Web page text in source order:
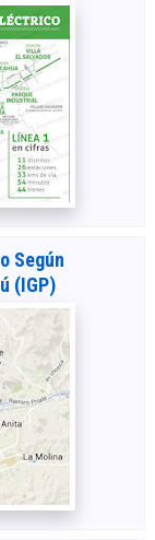
Según
(IGP)